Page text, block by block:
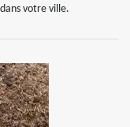
votre ville.